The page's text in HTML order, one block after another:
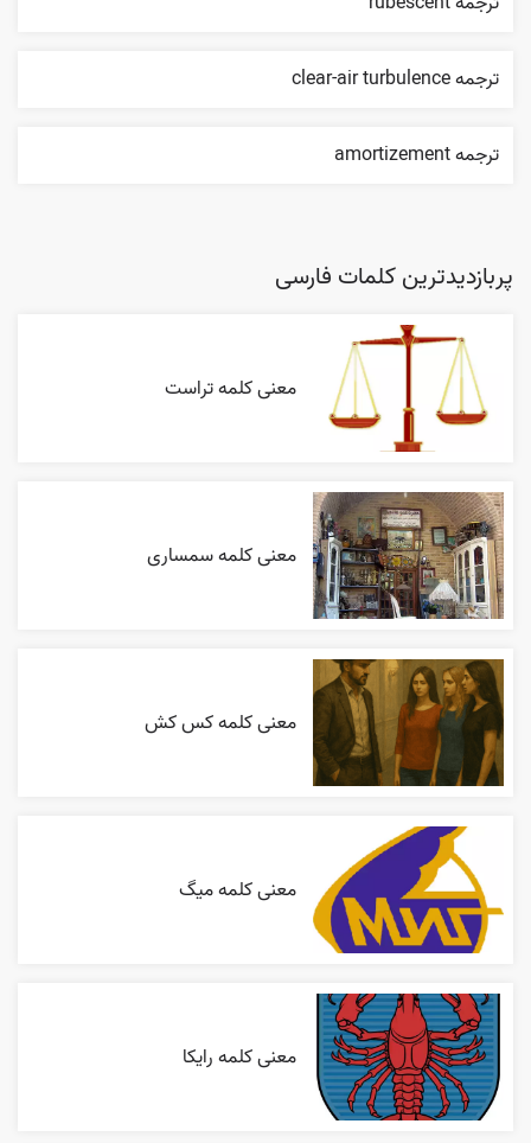
ترجمه clear-air turbulence
ترجمه amortizement
پربازدیدترین کلمات فارسی
معنی کلمه تراست
معنی کلمه سمساری
معنی کلمه کس کش
معنی کلمه میگ
معنی کلمه رایکا